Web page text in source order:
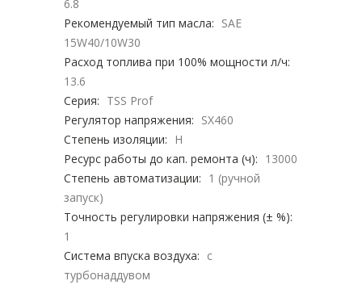
6.8
Рекомендуемый тип масла: SAE
15W40/10W30
Расход топлива при 100% мощности л/ч:
13.6
Серия: TSS Prof
Регулятор напряжения: SX460
Степень изоляции:
H
Ресурс работы до кап. ремонта (ч): 13000
Степень автоматизации: 1 (ручной
запуск)
Точность регулировки напряжения (± %):
1
Система впуска воздуха: с
турбонаддувом